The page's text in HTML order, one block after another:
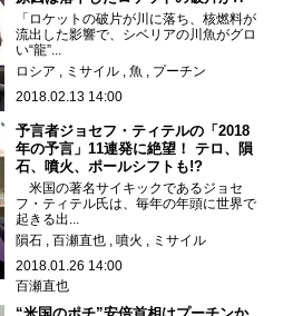
「ロケットの破片が川に落ち、核燃料が
流出した影響で、シベリアの川魚がグロ
い“龍”...
ロシア
ミサイル 魚
プーチン
2018.02.13 14:00
予言者ジョセフ・ティテルの「2018
年の予言」11連発に絶望！ テロ、隕
石、噴火、ポールシフトも!?
米国の著名サイキックであるジョセ
フ・ティテル氏は、毎年の年頭に世界で
起きる出...
隕石
百瀬直也 噴火
ミサイル
2018.01.26 14:00
百瀬直也